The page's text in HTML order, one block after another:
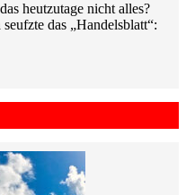
heutzutage nicht alles?
das „Handelsblatt“: